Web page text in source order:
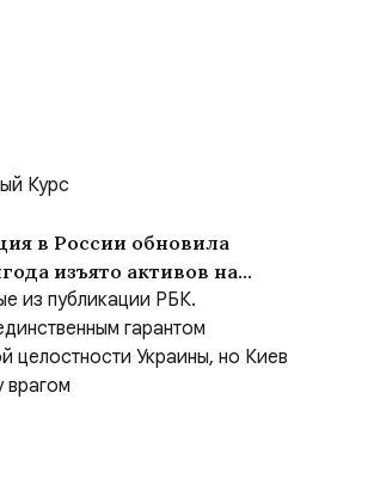
Курс
в России обновила
изъято активов на
из публикации РБК.